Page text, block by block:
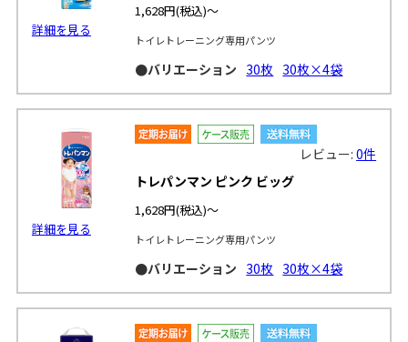
詳細を見る
1,628円(税込)～
トイレトレーニング専用パンツ
●バリエーション 30枚 30枚×4袋
詳細を見る
レビュー:0件
トレパンマン ピンク ビッグ
1,628円(税込)～
トイレトレーニング専用パンツ
●バリエーション 30枚 30枚×4袋